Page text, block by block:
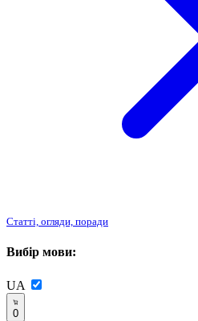
Статті, огляди, поради
Вибір мови:
UA
0